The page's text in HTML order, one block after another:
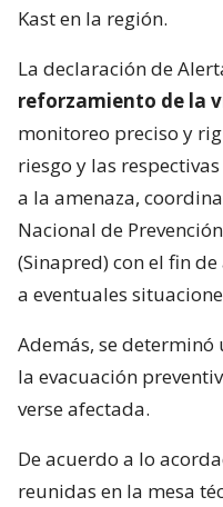
Kast en la región.
La declaración de
reforzamiento de la
monitoreo preciso y
riesgo y las
a la amenaza,
Nacional de
(Sinapred) con el fin
a eventuales
Además, se
la evacuación
verse afectada.
De acuerdo a lo
reunidas en la mesa